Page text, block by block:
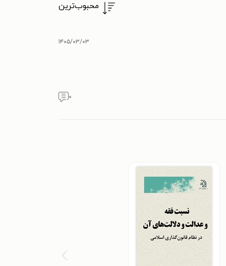
محبوب‌ترین
۱۴۰۵/۰۳/۰۳
۰